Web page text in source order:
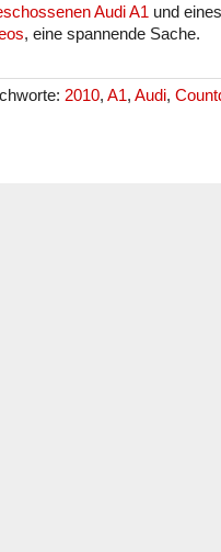
Audi A1 und
, eine spannende Sache.
2010, A1, Audi,